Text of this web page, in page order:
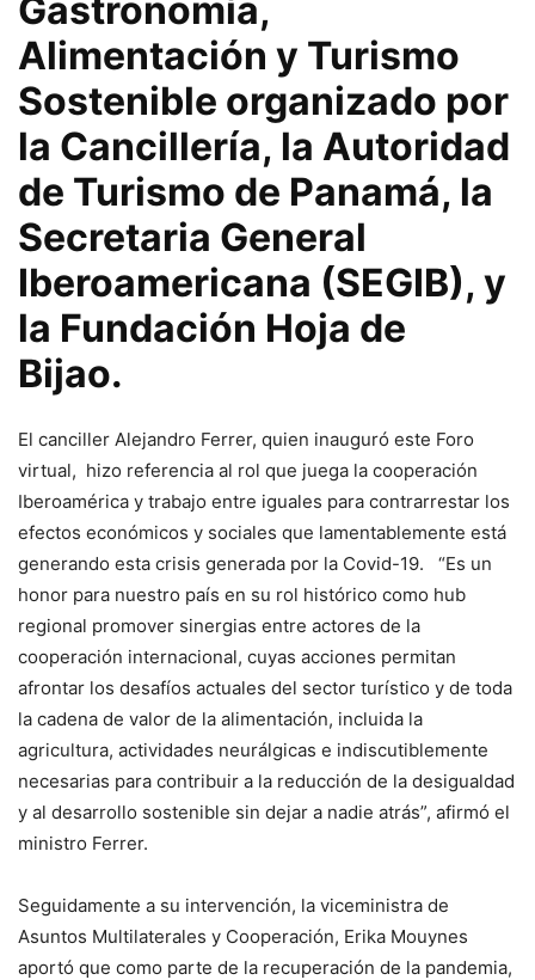
Gastronomía,
Alimentación y Turismo
Sostenible organizado por
la Cancillería, la Autoridad
de Turismo de Panamá, la
Secretaria General
Iberoamericana (SEGIB), y
la Fundación Hoja de
Bijao.
El canciller Alejandro Ferrer, quien inauguró este Foro
virtual, hizo referencia al rol que juega la cooperación
Iberoamérica y trabajo entre iguales para contrarrestar los
efectos económicos y sociales que lamentablemente está
generando esta crisis generada por la Covid-19. “Es un
honor para nuestro país en su rol histórico como hub
regional promover sinergias entre actores de la
cooperación internacional, cuyas acciones permitan
afrontar los desafíos actuales del sector turístico y de toda
la cadena de valor de la alimentación, incluida la
agricultura, actividades neurálgicas e indiscutiblemente
necesarias para contribuir a la reducción de la desigualdad
y al desarrollo sostenible sin dejar a nadie atrás”, afirmó el
ministro Ferrer.
Seguidamente a su intervención, la viceministra de
Asuntos Multilaterales y Cooperación, Erika Mouynes
aportó que como parte de la recuperación de la pandemia,